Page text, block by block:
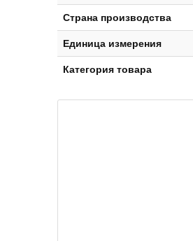
Страна производства
Единица измерения
Категория товара